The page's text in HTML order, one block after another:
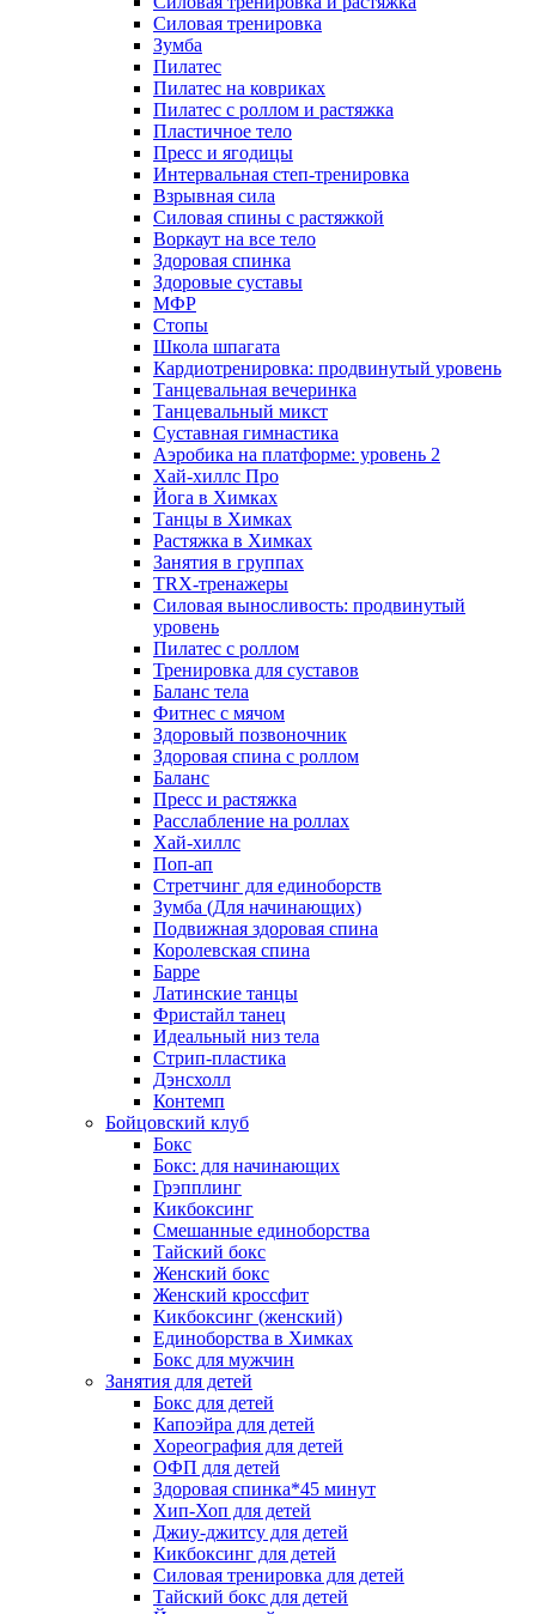
Силовая тренировка
Зумба
Пилатес
Пилатес на ковриках
Пилатес с роллом и растяжка
Пластичное тело
Пресс и ягодицы
Интервальная степ-тренировка
Взрывная сила
Силовая спины с растяжкой
Воркаут на все тело
Здоровая спинка
Здоровые суставы
МФР
Стопы
Школа шпагата
Кардиотренировка: продвинутый уровень
Танцевальная вечеринка
Танцевальный микст
Суставная гимнастика
Аэробика на платформе: уровень 2
Хай-хиллс Про
Йога в Химках
Танцы в Химках
Растяжка в Химках
Занятия в группах
TRX-тренажеры
Силовая выносливость: продвинутый
уровень
Пилатес с роллом
Тренировка для суставов
Баланс тела
Фитнес с мячом
Здоровый позвоночник
Здоровая спина с роллом
Баланс
Пресс и растяжка
Расслабление на роллах
Хай-хиллс
Поп-ап
Стретчинг для единоборств
Зумба (Для начинающих)
Подвижная здоровая спина
Королевская спина
Барре
Латинские танцы
Фристайл танец
Идеальный низ тела
Стрип-пластика
Дэнсхолл
Контемп
Бойцовский клуб
Бокс
Бокс: для начинающих
Грэпплинг
Кикбоксинг
Смешанные единоборства
Тайский бокс
Женский бокс
Женский кроссфит
Кикбоксинг (женский)
Единоборства в Химках
Бокс для мужчин
Занятия для детей
Бокс для детей
Капоэйра для детей
Хореография для детей
ОФП для детей
Здоровая спинка*45 минут
Хип-Хоп для детей
Джиу-джитсу для детей
Кикбоксинг для детей
Силовая тренировка для детей
Тайский бокс для детей